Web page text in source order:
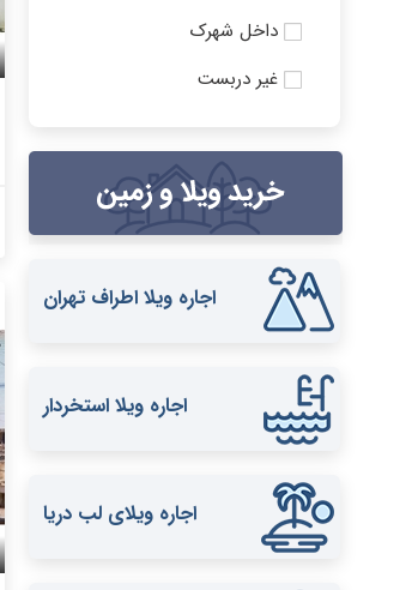
داخل شهرک
غیر دربست
اجاره ویلا اطراف تهران
اجاره ویلا استخردار
اجاره ویلای لب دریا